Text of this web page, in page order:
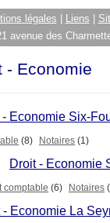
légales Liens
avenue des
- Economie
- Economie Six-
(8) Notaires (1)
Droit - Economie
comptable (6) Notaires
- Economie La